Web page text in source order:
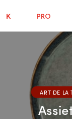
ART DE LA